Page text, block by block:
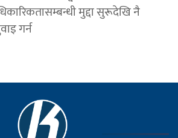
मुद्दा सुरूदेखि नै
गर्न